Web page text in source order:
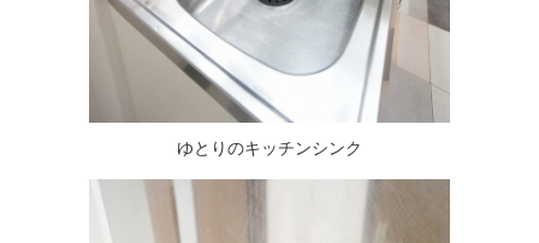
ゆとりのキッチンシンク